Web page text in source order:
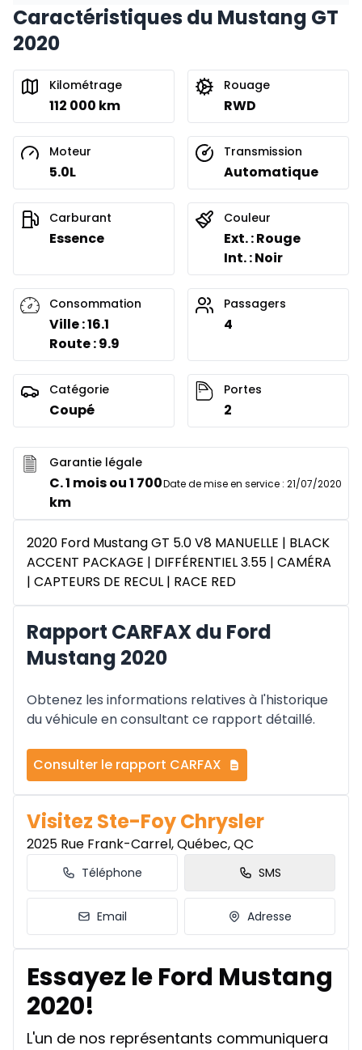
Caractéristiques du Mustang GT
2020
Kilométrage
112 000 km
Rouage
RWD
Moteur
5.0L
Transmission
Automatique
Carburant
Essence
Couleur
Ext. : Rouge
Int. : Noir
Consommation
Ville : 16.1
Route : 9.9
Passagers
4
Catégorie
Coupé
Portes
2
Garantie légale
C. 1 mois ou 1 700
km
Date de mise en service : 21/07/2020
2020 Ford Mustang GT 5.0 V8 MANUELLE | BLACK
ACCENT PACKAGE | DIFFÉRENTIEL 3.55 | CAMÉRA
| CAPTEURS DE RECUL | RACE RED
Rapport CARFAX du Ford
Mustang 2020
Obtenez les informations relatives à l'historique
du véhicule en consultant ce rapport détaillé.
Consulter le rapport CARFAX
Visitez Ste-Foy Chrysler
2025 Rue Frank-Carrel, Québec, QC
Téléphone SMS
Email Adresse
Essayez le Ford Mustang
2020!
L'un de nos représentants communiquera